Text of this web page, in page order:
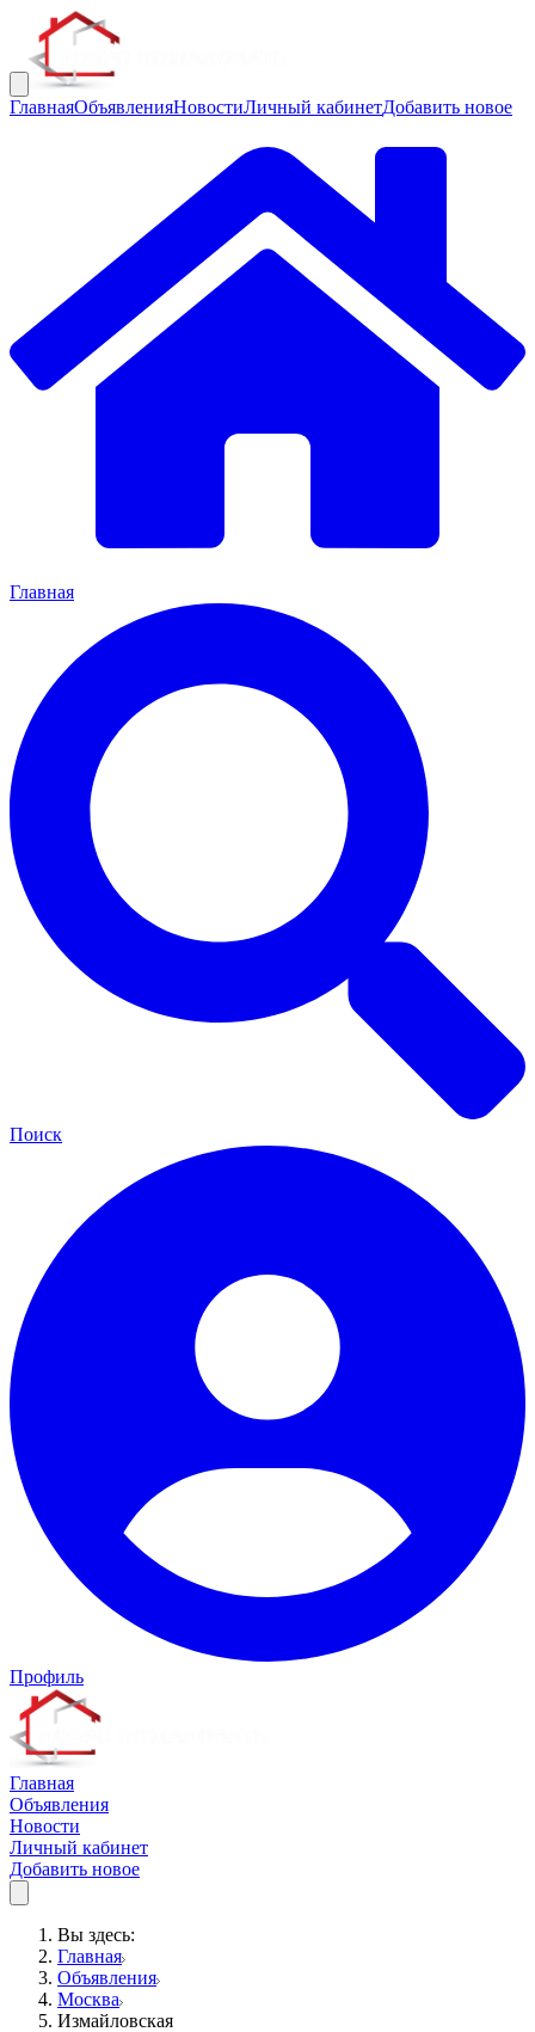
ГлавнаяОбъявленияНовостиЛичный кабинетДобавить новое
Главная
Поиск
Профиль
Главная
Объявления
Новости
Личный кабинет
Добавить новое
Вы здесь:
Главная
Объявления
Москва
Измайловская